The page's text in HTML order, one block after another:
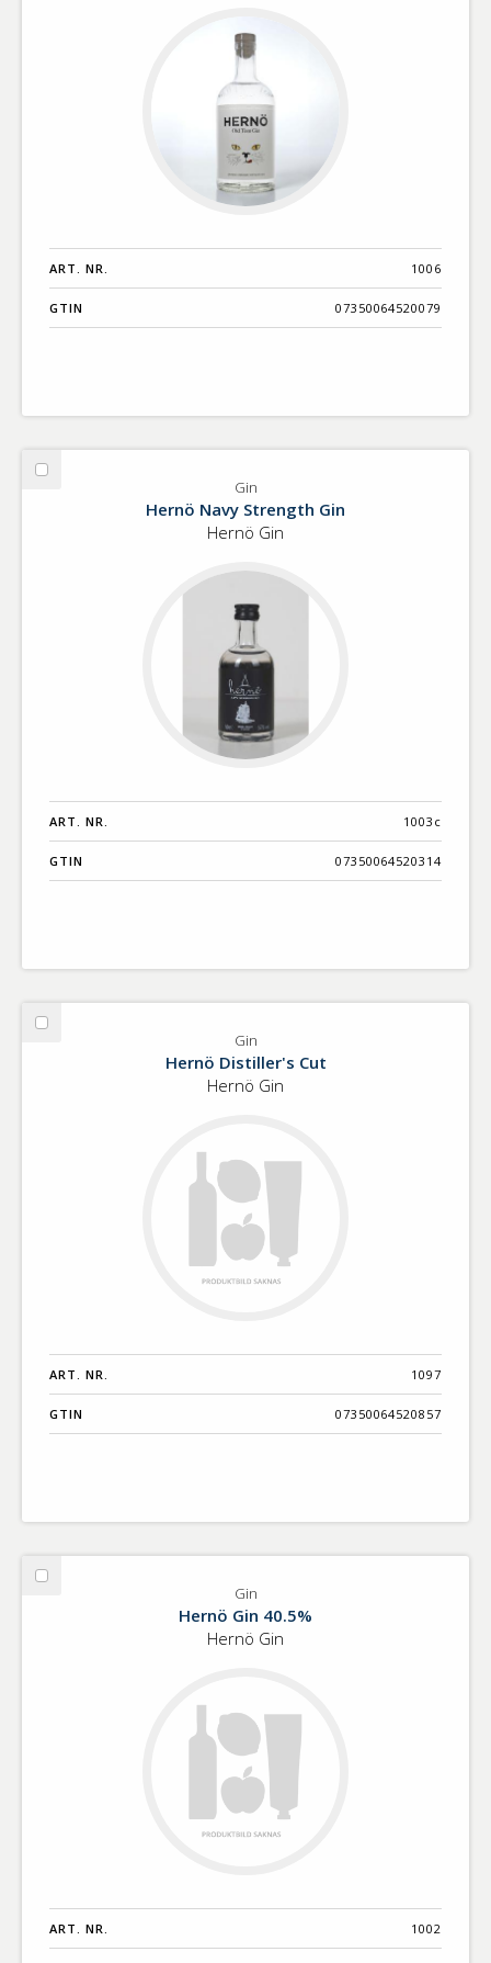
ART. NR. 1006
GTIN 07350064520079
Välj
Gin
Hernö Navy Strength Gin
Hernö Gin
ART. NR. 1003c
GTIN 07350064520314
Välj
Gin
Hernö Distiller's Cut
Hernö Gin
ART. NR. 1097
GTIN 07350064520857
Välj
Gin
Hernö Gin 40.5%
Hernö Gin
ART. NR. 1002